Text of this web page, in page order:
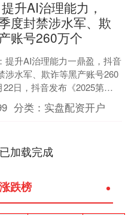
升AI治理能力，
度封禁涉水军、欺
账号260万个
提升AI治理能力一鼎盈，抖音
涉水军、欺诈等黑产账号260
22日，抖音发布《2025第一
理数据报告》。据公开数据
分类： 实盘配资开户
加载完成
跌榜